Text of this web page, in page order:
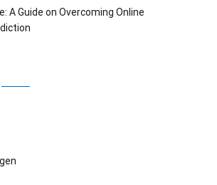
A Guide on Overcoming Online